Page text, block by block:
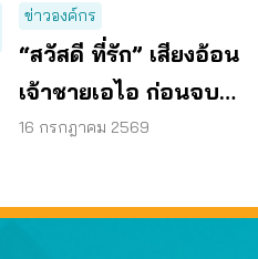
ข่าวองค์กร
“สวัสดี ที่รัก” เสียงอ้อน
เจ้าชายเอไอ ก่อนจบ
ด้วย หลอกโอนเงิน
16 กรกฎาคม 2569